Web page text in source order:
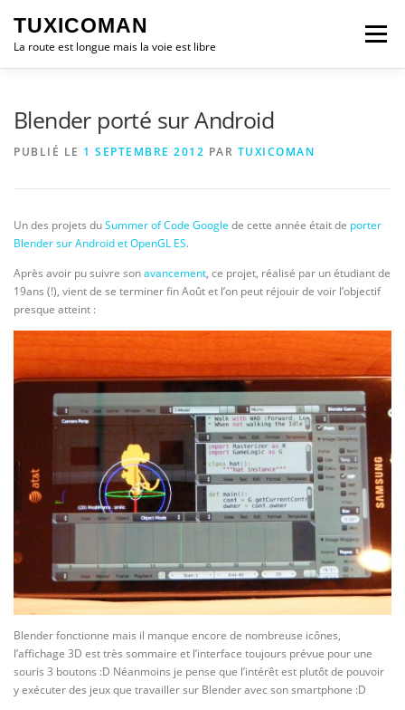
contenu
TUXICOMAN
La route est longue mais la voie est libre
Menu
Blender porté sur Android
PUBLIÉ LE 1 SEPTEMBRE 2012 PAR TUXICOMAN
Un des projets duSummer of Code Google de cette année était de porter
Blender sur Android et OpenGL ES.
Après avoir pu suivre sonavancement, ce projet, réalisé par un étudiant de
19ans (!), vient de se terminer fin Août et l’on peut réjouir de voir l’objectif
presque atteint :
Blender fonctionne mais il manque encore de nombreuse icônes,
l’affichage 3D est très sommaire et l’interface toujours prévue pour une
souris 3 boutons :D Néanmoins je pense que l’intérêt est plutôt de pouvoir
y exécuter des jeux que travailler sur Blender avec son smartphone :D